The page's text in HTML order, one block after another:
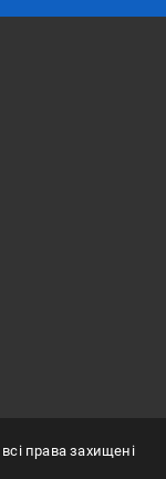
права захищені